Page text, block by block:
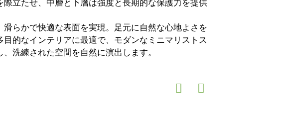
立たせ、中層と下層は強度と長期的な保護力を提供
らかで快適な表面を実現。足元に自然な心地よさを
的なインテリアに最適で、モダンなミニマリストス
洗練された空間を自然に演出します。